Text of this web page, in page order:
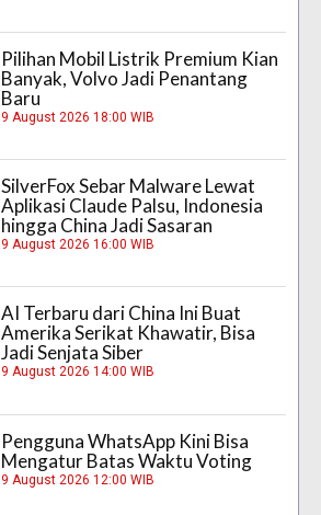
Pilihan Mobil Listrik Premium Kian
Banyak, Volvo Jadi Penantang
Baru
9 August 2026 18:00 WIB
SilverFox Sebar Malware Lewat
Aplikasi Claude Palsu, Indonesia
hingga China Jadi Sasaran
9 August 2026 16:00 WIB
AI Terbaru dari China Ini Buat
Amerika Serikat Khawatir, Bisa
Jadi Senjata Siber
9 August 2026 14:00 WIB
Pengguna WhatsApp Kini Bisa
Mengatur Batas Waktu Voting
9 August 2026 12:00 WIB